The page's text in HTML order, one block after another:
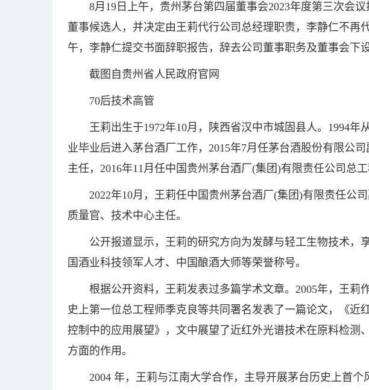
8月19日上午，贵州茅台第四届董事会2023年度第三次会
董事候选人，并决定由王莉代行公司总经理职责，李静仁不再
午，李静仁提交书面辞职报告，辞去公司董事职务及董事会下
截图自贵州省人民政府官网
70后技术高管
王莉出生于1972年10月，陕西省汉中市城固县人。1994年
业毕业后进入茅台酒厂工作，2015年7月任茅台酒股份有限公
主任，2016年11月任中国贵州茅台酒厂(集团)有限责任公司总工
2022年10月，王莉任中国贵州茅台酒厂(集团)有限责任公
质量官、技术中心主任。
公开报道显示，王莉的研究方向为发酵与轻工生物技术，
国酒业科技领军人才、中国酿酒大师等荣誉称号。
根据公开资料，王莉发表过多篇学术文章。2005年，王莉
史上第一位总工程师季克良等共同署名发表了一篇论文，《近
控制中的应用展望》，文中展望了近红外光谱技术在原料检测
方面的作用。
2004 年，王莉与江南大学合作，主导开展茅台历史上首